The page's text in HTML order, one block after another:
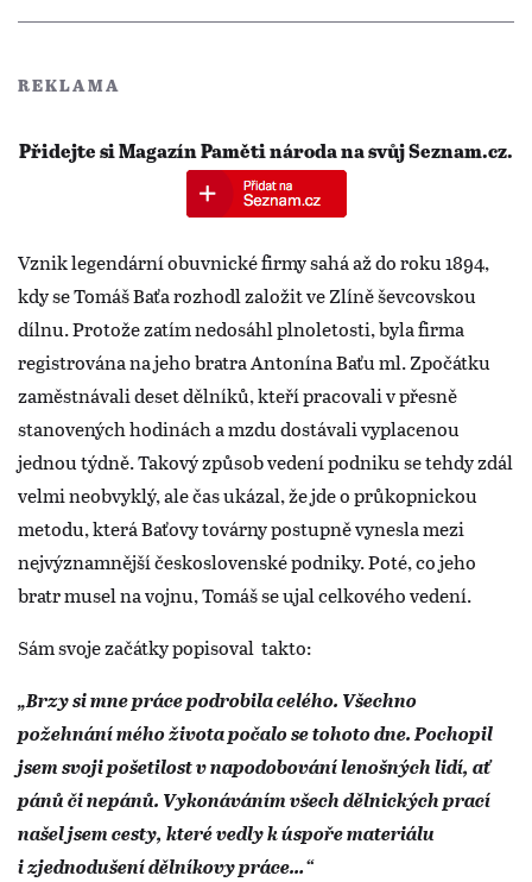
REKLAMA
Přidejte si Magazín Paměti národa na svůj Seznam.cz.
Vznik legendární obuvnické firmy sahá až do roku 1894,
kdy se Tomáš Baťa rozhodl založit ve Zlíně ševcovskou
dílnu. Protože zatím nedosáhl plnoletosti, byla firma
registrována na jeho bratra Antonína Baťu ml. Zpočátku
zaměstnávali deset dělníků, kteří pracovali v přesně
stanovených hodinách a mzdu dostávali vyplacenou
jednou týdně. Takový způsob vedení podniku se tehdy zdál
velmi neobvyklý, ale čas ukázal, že jde o průkopnickou
metodu, která Baťovy továrny postupně vynesla mezi
nejvýznamnější československé podniky. Poté, co jeho
bratr musel na vojnu, Tomáš se ujal celkového vedení.
Sám svoje začátky popisoval takto:
„Brzy si mne práce podrobila celého. Všechno
požehnání mého života počalo se tohoto dne. Pochopil
jsem svoji pošetilost v napodobování lenošných lidí, ať
pánů či nepánů. Vykonáváním všech dělnických prací
našel jsem cesty, které vedly k úspoře materiálu
i zjednodušení dělníkovy práce…“